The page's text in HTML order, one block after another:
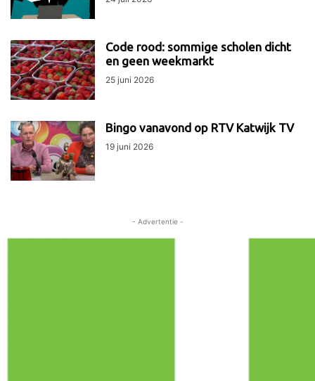
Code rood: sommige scholen dicht
en geen weekmarkt
25 juni 2026
Bingo vanavond op RTV Katwijk TV
19 juni 2026
- Advertentie -